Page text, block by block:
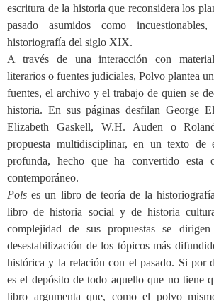
escritura de la historia que reconsidera los
pasado asumidos como
historiografía del siglo XIX.
A través de una interacción con
literarios o fuentes judiciales, Polvo plantea
fuentes, el archivo y el trabajo de quien se
historia. En sus páginas desfilan George
Elizabeth Gaskell, W.H. Auden o
propuesta multidisciplinar, en un texto de
profunda, hecho que ha convertido esta
contemporáneo.
Pols es un libro de teoría de la
libro de historia social y de historia
complejidad de sus propuestas se
desestabilización de los tópicos más
histórica y la relación con el pasado. Si por
es el depósito de todo aquello que no tiene
libro argumenta que, como el polvo